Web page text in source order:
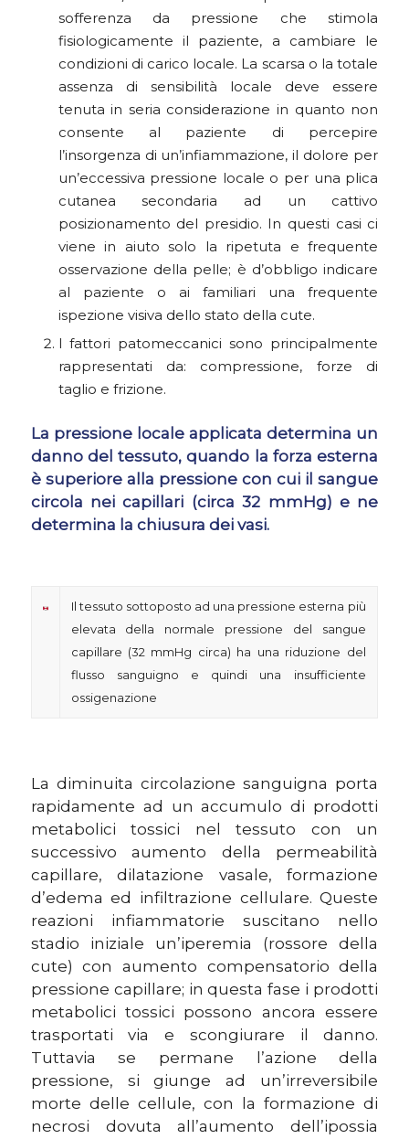
sofferenza da pressione che stimola
fisiologicamente il paziente, a cambiare le
condizioni di carico locale. La scarsa o la totale
assenza di sensibilità locale deve essere
tenuta in seria considerazione in quanto non
consente al paziente di percepire
l’insorgenza di un’infiammazione, il dolore per
un’eccessiva pressione locale o per una plica
cutanea secondaria ad un cattivo
posizionamento del presidio. In questi casi ci
viene in aiuto solo la ripetuta e frequente
osservazione della pelle; è d’obbligo indicare
al paziente o ai familiari una frequente
ispezione visiva dello stato della cute.
I fattori patomeccanici sono principalmente
rappresentati da: compressione, forze di
taglio e frizione.
La pressione locale applicata determina un
danno del tessuto, quando la forza esterna
è superiore alla pressione con cui il sangue
circola nei capillari (circa 32 mmHg) e ne
determina la chiusura dei vasi.
Il tessuto sottoposto ad una pressione esterna più
elevata della normale pressione del sangue
capillare (32 mmHg circa) ha una riduzione del
flusso sanguigno e quindi una insufficiente
ossigenazione
La diminuita circolazione sanguigna porta
rapidamente ad un accumulo di prodotti
metabolici tossici nel tessuto con un
successivo aumento della permeabilità
capillare, dilatazione vasale, formazione
d’edema ed infiltrazione cellulare. Queste
reazioni infiammatorie suscitano nello
stadio iniziale un’iperemia (rossore della
cute) con aumento compensatorio della
pressione capillare; in questa fase i prodotti
metabolici tossici possono ancora essere
trasportati via e scongiurare il danno.
Tuttavia se permane l’azione della
pressione, si giunge ad un’irreversibile
morte delle cellule, con la formazione di
necrosi dovuta all’aumento dell’ipossia